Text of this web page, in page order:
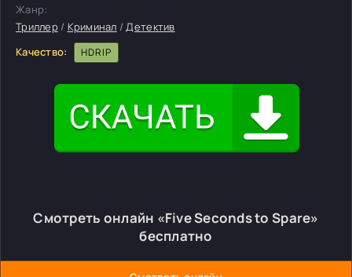
Жанр:
Триллер/ Криминал /Детектив
Качество:
HDRIP
Смотреть онлайн «Five Seconds to Spare»
бесплатно